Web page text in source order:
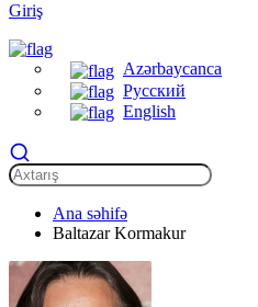
Giriş
Azərbaycanca
Русский
English
Ana səhifə
Baltazar Kormakur